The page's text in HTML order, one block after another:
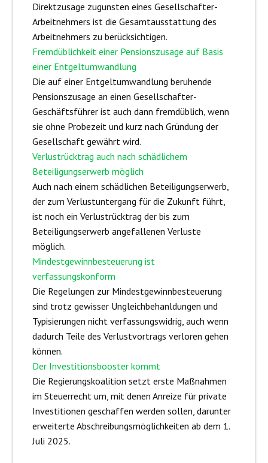
Direktzusage zugunsten eines Gesellschafter-
Arbeitnehmers ist die Gesamtausstattung des
Arbeitnehmers zu berücksichtigen.
Fremdüblichkeit einer Pensionszusage auf Basis
einer Entgeltumwandlung
Die auf einer Entgeltumwandlung beruhende
Pensionszusage an einen Gesellschafter-
Geschäftsführer ist auch dann fremdüblich, wenn
sie ohne Probezeit und kurz nach Gründung der
Gesellschaft gewährt wird.
Verlustrücktrag auch nach schädlichem
Beteiligungserwerb möglich
Auch nach einem schädlichen Beteiligungserwerb,
der zum Verlustuntergang für die Zukunft führt,
ist noch ein Verlustrücktrag der bis zum
Beteiligungserwerb angefallenen Verluste
möglich.
Mindestgewinnbesteuerung ist
verfassungskonform
Die Regelungen zur Mindestgewinnbesteuerung
sind trotz gewisser Ungleichbehanldungen und
Typisierungen nicht verfassungswidrig, auch wenn
dadurch Teile des Verlustvortrags verloren gehen
können.
Der Investitionsbooster kommt
Die Regierungskoalition setzt erste Maßnahmen
im Steuerrecht um, mit denen Anreize für private
Investitionen geschaffen werden sollen, darunter
erweiterte Abschreibungsmöglichkeiten ab dem 1.
Juli 2025.